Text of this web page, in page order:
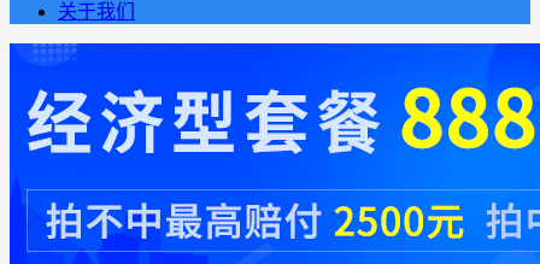
关于我们